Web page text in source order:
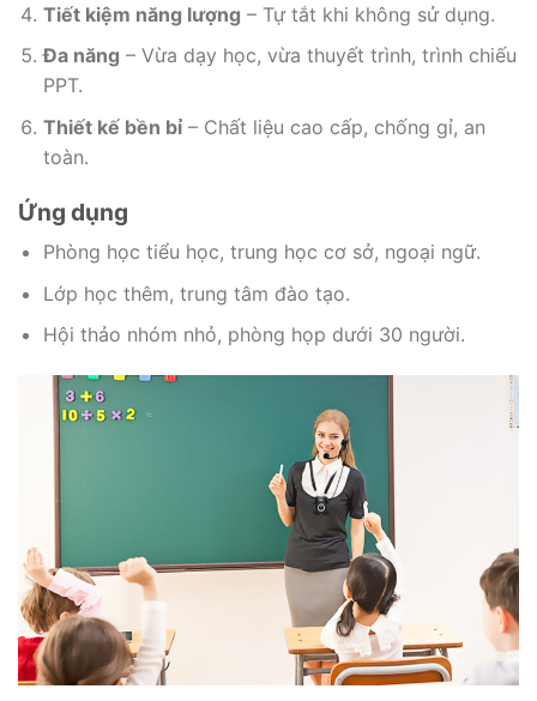
Tiết kiệm năng lượng – Tự tắt khi không sử dụng.
Đa năng – Vừa dạy học, vừa thuyết trình, trình chiếu
PPT.
Thiết kế bền bỉ– Chất liệu cao cấp, chống gỉ, an
toàn.
Ứng dụng
Phòng học tiểu học, trung học cơ sở, ngoại ngữ.
Lớp học thêm, trung tâm đào tạo.
Hội thảo nhóm nhỏ, phòng họp dưới 30 người.